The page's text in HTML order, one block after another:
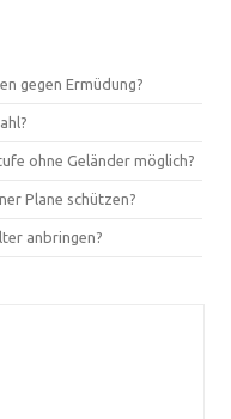
gegen Ermüdung?
ohne Geländer möglich?
Plane schützen?
anbringen?